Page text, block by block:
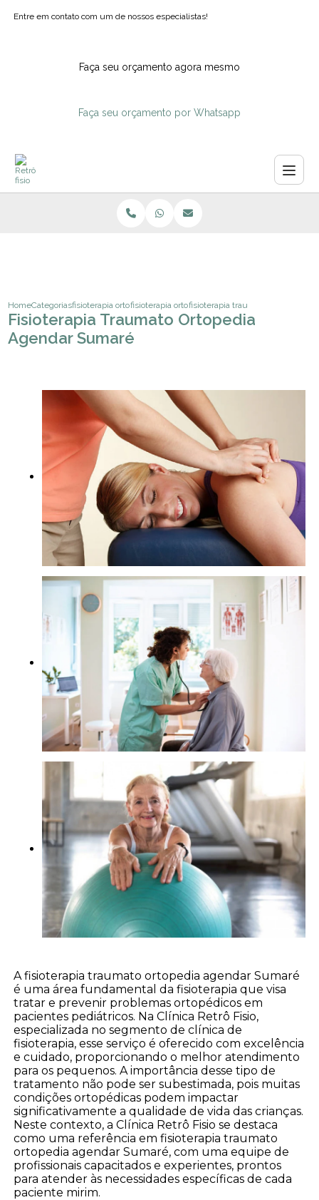
Entre em contato com um de nossos especialistas!
Faça seu orçamento agora mesmo
Faça seu orçamento por Whatsapp
HomeCategoriasfisioterapia ortopedicafisioterapia ortopedia para criancas
fisioterapia traumato ortopedia
Fisioterapia Traumato Ortopedia
Agendar Sumaré
A fisioterapia traumato ortopedia agendar Sumaré
é uma área fundamental da fisioterapia que visa
tratar e prevenir problemas ortopédicos em
pacientes pediátricos. Na Clínica Retrô Fisio,
especializada no segmento de clínica de
fisioterapia, esse serviço é oferecido com excelência
e cuidado, proporcionando o melhor atendimento
para os pequenos. A importância desse tipo de
tratamento não pode ser subestimada, pois muitas
condições ortopédicas podem impactar
significativamente a qualidade de vida das crianças.
Neste contexto, a Clínica Retrô Fisio se destaca
como uma referência em fisioterapia traumato
ortopedia agendar Sumaré, com uma equipe de
profissionais capacitados e experientes, prontos
para atender às necessidades específicas de cada
paciente mirim.